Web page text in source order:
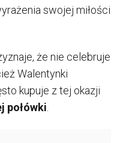
swojej miłości
że nie celebruje
Walentynki
kupuje z tej okazji
połówki